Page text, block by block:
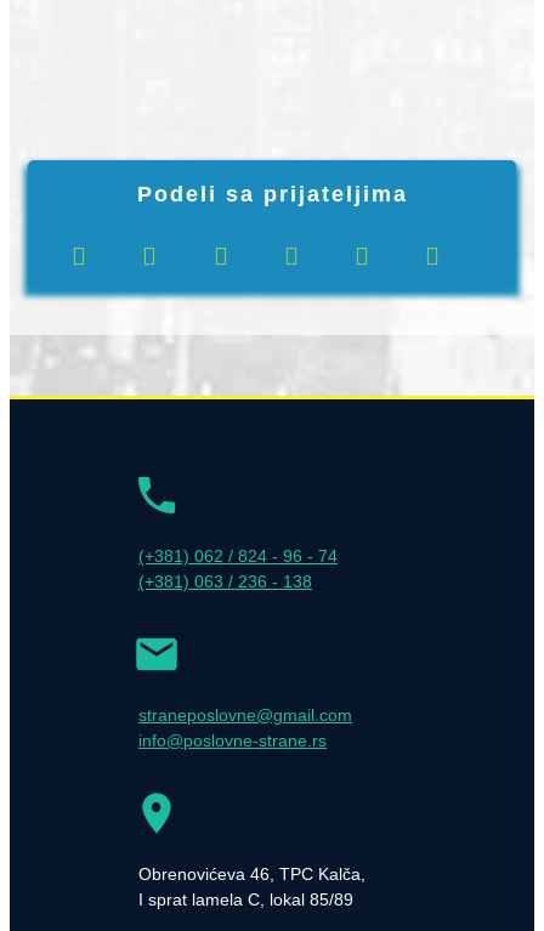
Podeli sa prijateljima
(+381) 062 / 824 - 96 - 74
(+381) 063 / 236 - 138
straneposlovne@gmail.com
info@poslovne-strane.rs
Obrenovićeva 46, TPC Kalča,
I sprat lamela C, lokal 85/89